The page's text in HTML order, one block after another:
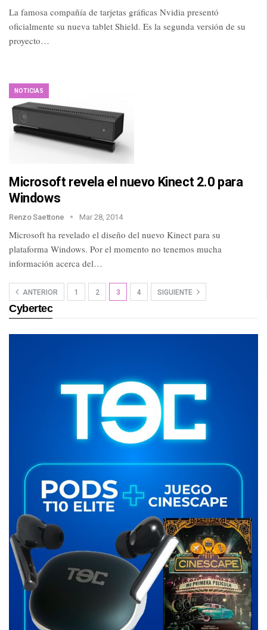
La famosa compañía de tarjetas gráficas Nvidia presentó
oficialmente su nueva tablet Shield. Es la segunda versión de su
proyecto…
NOTICIAS
Microsoft revela el nuevo Kinect 2.0 para
Windows
Renzo Saettone Mar 28, 2014
Microsoft ha revelado el diseño del nuevo Kinect para su
plataforma Windows. Por el momento no tenemos mucha
información acerca del…
ANTERIOR 1 2 3 4 SIGUIENTE
Cybertec